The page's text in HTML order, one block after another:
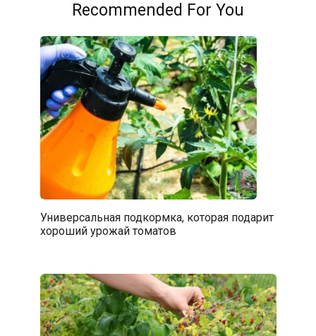
Recommended For You
Универсальная подкормка, которая подарит
хороший урожай томатов